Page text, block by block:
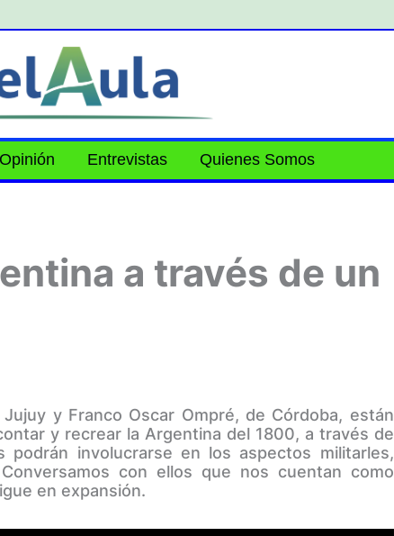
Opinión Entrevistas Quienes Somos
a través de un
y Franco Oscar Ompré, de Córdoba, están
y recrear la Argentina del 1800, a través de
podrán involucrarse en los aspectos militarles,
con ellos que nos cuentan como
en expansión.